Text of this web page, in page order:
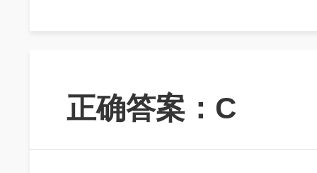
正确答案：C